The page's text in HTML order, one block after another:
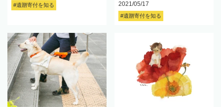
#遺贈寄付を知る
2021/05/17
#遺贈寄付を知る